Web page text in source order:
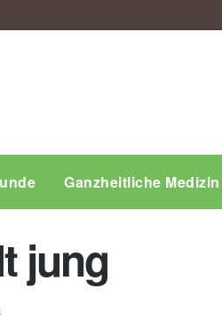
Ganzheitliche Medizin
jung